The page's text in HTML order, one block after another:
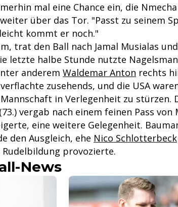
mal eine Chance ein, die
über das Tor. "Passt zu seinem
kommt er noch."
trat den Ball nach Jamal Musialas
letzte halbe Stunde nutzte
anderem Waldemar Anton rechts
zusehends, und die USA
in Verlegenheit zu stürzen.
(73.) vergab nach einem feinen Pass
eine weitere Gelegenheit.
den Ausgleich, ehe Nico Schlotterbeck
Rudelbildung provozierte.
News